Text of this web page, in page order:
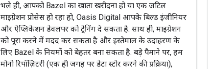
भले ही, आपको Bazel का खाता खरीदना हो या एक जटिल
माइग्रेशन प्रोसेस हो रहा हो, Oasis Digital आपके बिल्ड इंजीनियर
और ऐप्लिकेशन डेवलपर को ट्रेनिंग दे सकता है. साथ ही, माइग्रेशन
को पूरा करने में मदद कर सकता है और इस्तेमाल के उदाहरण के
लिए Bazel के नियमों को बेहतर बना सकता है. बड़े पैमाने पर, हम
मोनो रिपॉज़िटरी (एक ही जगह पर डेटा स्टोर करने की प्रक्रिया),